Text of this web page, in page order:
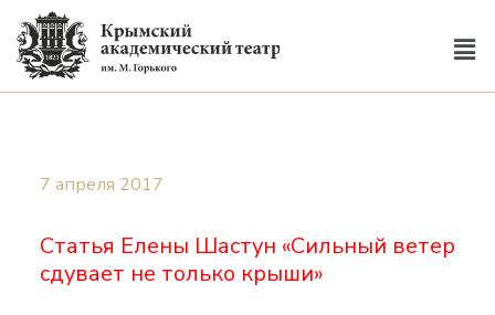
7 апреля 2017
Статья Елены Шастун «Сильный ветер
сдувает не только крыши»